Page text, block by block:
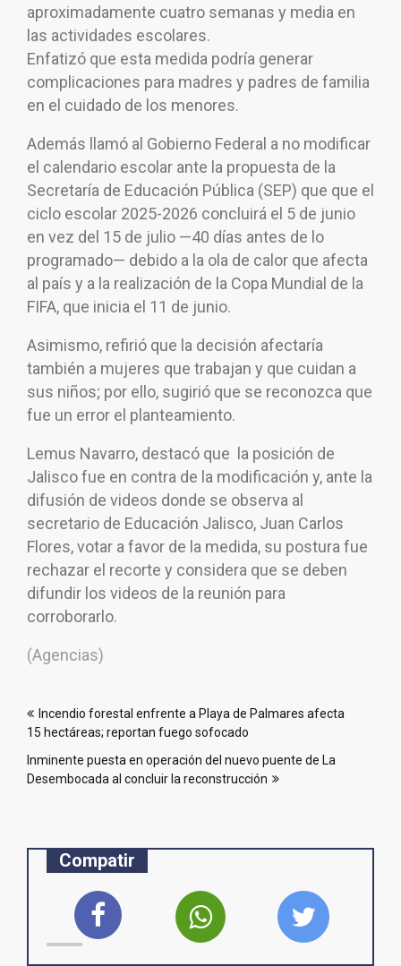
aproximadamente cuatro semanas y media en
las actividades escolares.
Enfatizó que esta medida podría generar
complicaciones para madres y padres de familia
en el cuidado de los menores.
Además llamó al Gobierno Federal a no modificar
el calendario escolar ante la propuesta de la
Secretaría de Educación Pública (SEP) que que el
ciclo escolar 2025-2026 concluirá el 5 de junio
en vez del 15 de julio —40 días antes de lo
programado— debido a la ola de calor que afecta
al país y a la realización de la Copa Mundial de la
FIFA, que inicia el 11 de junio.
Asimismo, refirió que la decisión afectaría
también a mujeres que trabajan y que cuidan a
sus niños; por ello, sugirió que se reconozca que
fue un error el planteamiento.
Lemus Navarro, destacó que la posición de
Jalisco fue en contra de la modificación y, ante la
difusión de videos donde se observa al
secretario de Educación Jalisco, Juan Carlos
Flores, votar a favor de la medida, su postura fue
rechazar el recorte y considera que se deben
difundir los videos de la reunión para
corroborarlo.
(Agencias)
de
entradas
Incendio forestal enfrente a Playa de Palmares afecta
15 hectáreas; reportan fuego sofocado
Inminente puesta en operación del nuevo puente de La
Desembocada al concluir la reconstrucción
Compatir